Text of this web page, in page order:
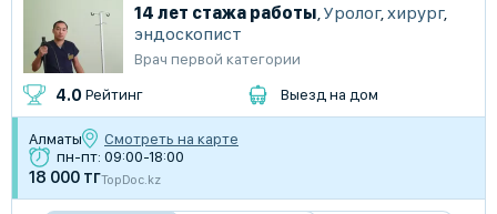
14 лет стажа работы,Уролог,хирург,
эндоскопист
Врач первой категории
4.0 Рейтинг Выезд на дом
Алматы
Смотреть на карте
пн-пт: 09:00-18:00
18 000 тгTopDoc.kz